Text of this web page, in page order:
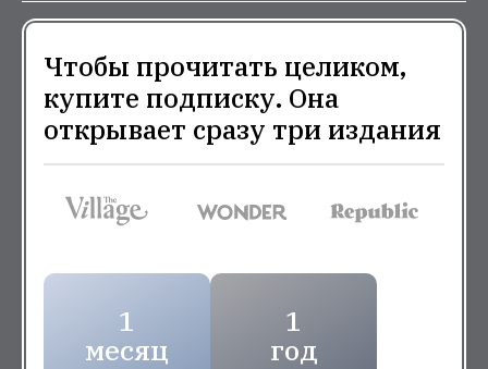
Чтобы прочитать целиком,
купите подписку. Она
открывает сразу три издания
1
месяц
1
год